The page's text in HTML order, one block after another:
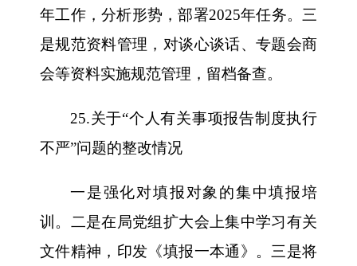
年工作，分析形势，部署2025年任务。三
是规范资料管理，对谈心谈话、专题会商
会等资料实施规范管理，留档备查。
25.关于“个人有关事项报告制度执行
不严”问题的整改情况
一是强化对填报对象的集中填报培
训。二是在局党组扩大会上集中学习有关
文件精神，印发《填报一本通》。三是将